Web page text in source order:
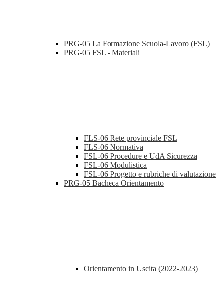
PRG-05 La Formazione Scuola-Lavoro (FSL)
PRG-05 FSL - Materiali
FLS-06 Rete provinciale FSL
FLS-06 Normativa
FSL-06 Procedure e UdA Sicurezza
FSL-06 Modulistica
FSL-06 Progetto e rubriche di valutazione
PRG-05 Bacheca Orientamento
Orientamento in Uscita (2022-2023)